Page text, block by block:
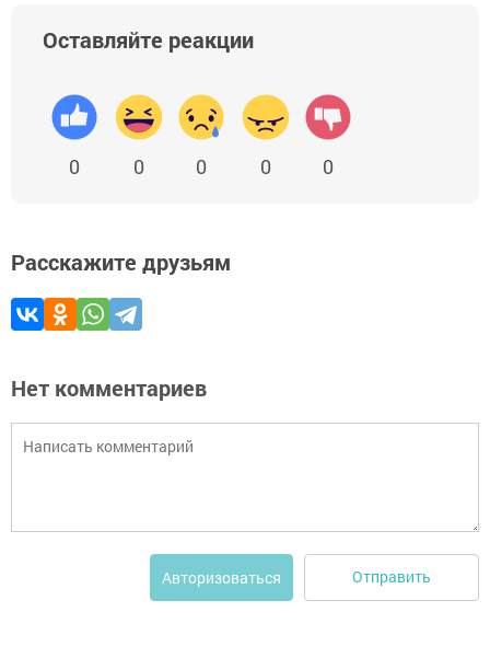
Оставляйте реакции
0 0 0 0 0
Расскажите друзьям
Нет комментариев
Авторизоваться Отправить